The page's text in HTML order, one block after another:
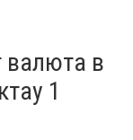
валюта в
1